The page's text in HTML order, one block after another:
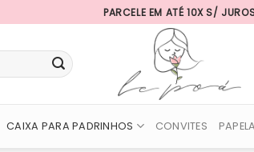
PARCELE EM ATÉ 10X S/
CAIXA PARA PADRINHOS CONVITES